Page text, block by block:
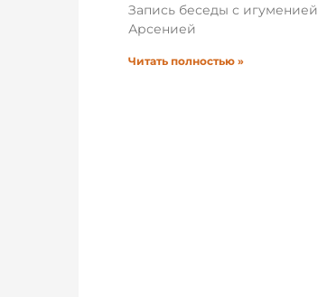
Запись беседы с игуменией
Арсенией
Читать полностью »